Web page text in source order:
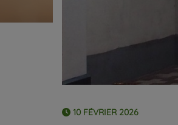
10 FÉVRIER 2026